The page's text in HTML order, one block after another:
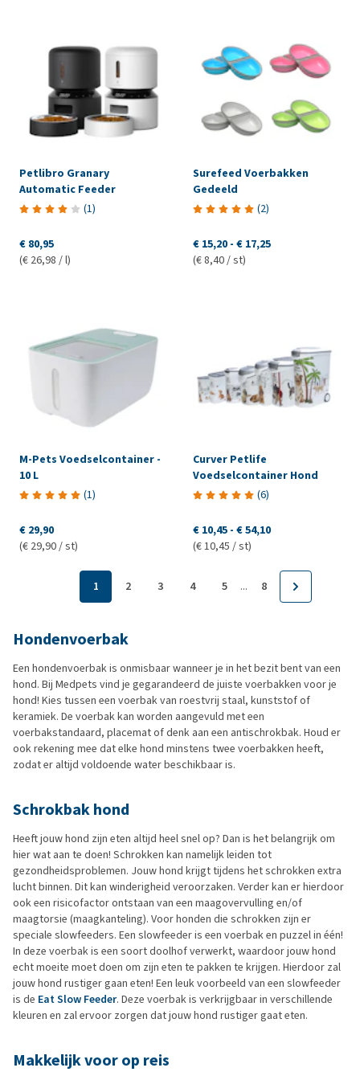
Petlibro Granary
Automatic Feeder
(1)
€ 80,95
(€ 26,98 / l)
Surefeed Voerbakken
Gedeeld
(2)
€ 15,20 - € 17,25
(€ 8,40 / st)
M-Pets Voedselcontainer -
10 L
(1)
€ 29,90
(€ 29,90 / st)
Curver Petlife
Voedselcontainer Hond
(6)
€ 10,45 - € 54,10
(€ 10,45 / st)
1 2 3 4 5 ... 8
Hondenvoerbak
Een hondenvoerbak is onmisbaar wanneer je in het bezit bent van een
hond. Bij Medpets vind je gegarandeerd de juiste voerbakken voor je
hond! Kies tussen een voerbak van roestvrij staal, kunststof of
keramiek. De voerbak kan worden aangevuld met een
voerbakstandaard, placemat of denk aan een antischrokbak. Houd er
ook rekening mee dat elke hond minstens twee voerbakken heeft,
zodat er altijd voldoende water beschikbaar is.
Schrokbak hond
Heeft jouw hond zijn eten altijd heel snel op? Dan is het belangrijk om
hier wat aan te doen! Schrokken kan namelijk leiden tot
gezondheidsproblemen. Jouw hond krijgt tijdens het schrokken extra
lucht binnen. Dit kan winderigheid veroorzaken. Verder kan er hierdoor
ook een risicofactor ontstaan van een maagovervulling en/of
maagtorsie (maagkanteling). Voor honden die schrokken zijn er
speciale slowfeeders. Een slowfeeder is een voerbak en puzzel in één!
In deze voerbak is een soort doolhof verwerkt, waardoor jouw hond
echt moeite moet doen om zijn eten te pakken te krijgen. Hierdoor zal
jouw hond rustiger gaan eten! Een leuk voorbeeld van een slowfeeder
is de Eat Slow Feeder. Deze voerbak is verkrijgbaar in verschillende
kleuren en zal ervoor zorgen dat jouw hond rustiger gaat eten.
Makkelijk voor op reis